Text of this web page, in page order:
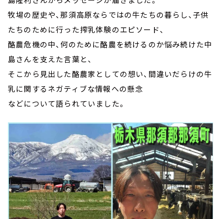
牧場の歴史や、那須高原ならではの牛たちの暮らし、子供
たちのために行った搾乳体験のエピソード、
酪農危機の中、何のために酪農を続けるのか悩み続けた中
島さんを支えた言葉と、
そこから見出した酪農家としての想い、間違いだらけの牛
乳に関するネガティブな情報への懸念
などについて語られていました。